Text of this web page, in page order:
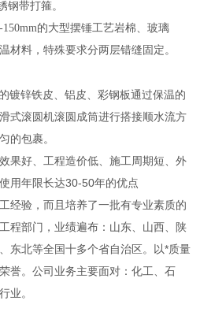
钢带打箍。
的大型摆锤工艺岩棉、玻璃
材料，特殊要求分两层错缝固定。
镀锌铁皮、铝皮、彩钢板通过保温的
式滚圆机滚圆成筒进行搭接顺水流方
的包裹。
果好、工程造价低、施工周期短、外
用年限长达30-50年的优点
经验，而且培养了一批有专业素质的
程部门，业绩遍布：山东、山西、陕
东北等全国十多个省自治区。以*质量
誉。公司业务主要面对：化工、石
业。